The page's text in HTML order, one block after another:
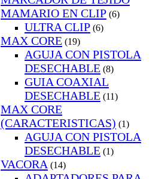
MAMARIO EN CLIP (6)
ULTRA CLIP (6)
MAX CORE (19)
AGUJA CON PISTOLA
DESECHABLE (8)
GUIA COAXIAL
DESECHABLE (11)
MAX CORE
(CARACTERISTICAS) (1)
AGUJA CON PISTOLA
DESECHABLE (1)
VACORA (14)